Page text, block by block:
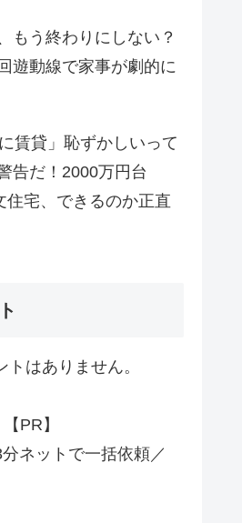
もう終わりにしない？
遊動線で家事が劇的に
賃貸」恥ずかしいって
告だ！2000万円台
住宅、できるのか正直
はありません。
【PR】
ネットで一括依頼／